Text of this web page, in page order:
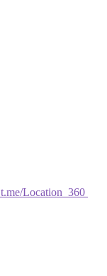
t.me/Location_360